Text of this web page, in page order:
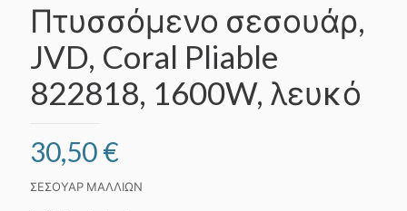
Πτυσσόμενο σεσουάρ,
JVD, Coral Pliable
822818, 1600W, λευκό
30,50€
ΣΕΣΟΥΑΡ ΜΑΛΛΙΩΝ